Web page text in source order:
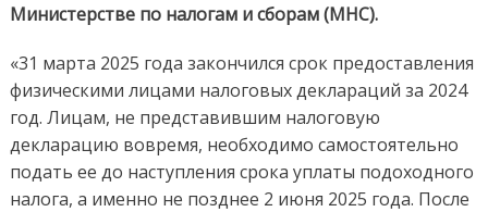
Министерстве по налогам и сборам (МНС).
«31 марта 2025 года закончился срок предоставления
физическими лицами налоговых деклараций за 2024
год. Лицам, не представившим налоговую
декларацию вовремя, необходимо самостоятельно
подать ее до наступления срока уплаты подоходного
налога, а именно не позднее 2 июня 2025 года. После